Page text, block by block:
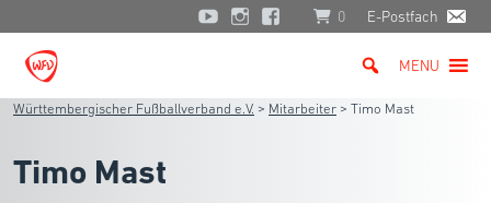
0 E-Postfach
MENU
Württembergischer Fußballverband e.V. > Mitarbeiter > Timo Mast
Timo Mast